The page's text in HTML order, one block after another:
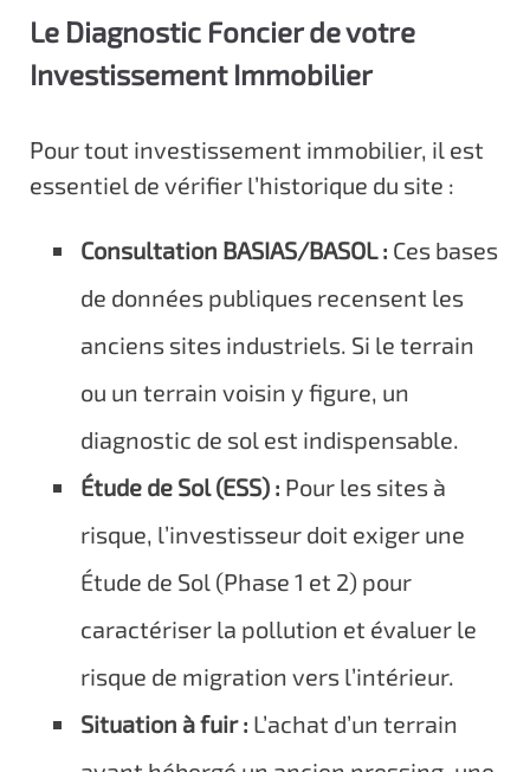
Le Diagnostic Foncier de votre
Investissement Immobilier
Pour tout investissement immobilier, il est
essentiel de vérifier l’historique du site :
Consultation BASIAS/BASOL : Ces bases
de données publiques recensent les
anciens sites industriels. Si le terrain
ou un terrain voisin y figure, un
diagnostic de sol est indispensable.
Étude de Sol (ESS) : Pour les sites à
risque, l’investisseur doit exiger une
Étude de Sol (Phase 1 et 2) pour
caractériser la pollution et évaluer le
risque de migration vers l’intérieur.
Situation à fuir : L’achat d’un terrain